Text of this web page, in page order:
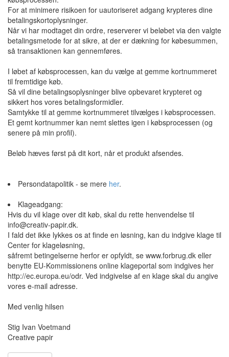
For at minimere risikoen for uautoriseret adgang krypteres dine
betalingskortoplysninger.
Når vi har modtaget din ordre, reserverer vi beløbet via den valgte
betalingsmetode for at sikre, at der er dækning for købesummen,
så transaktionen kan gennemføres.
I løbet af købsprocessen, kan du vælge at gemme kortnummeret
til fremtidige køb.
Så vil dine betalingsoplysninger blive opbevaret krypteret og
sikkert hos vores betalingsformidler.
Samtykke til at gemme kortnummeret tilvælges i købsprocessen.
Et gemt kortnummer kan nemt slettes igen i købsprocessen (og
senere på min profil).
Beløb hæves først på dit kort, når et produkt afsendes.
Persondatapolitik - se mere her.
Klageadgang:
Hvis du vil klage over dit køb, skal du rette henvendelse til
info@creativ-papir.dk.
I fald det ikke lykkes os at finde en løsning, kan du indgive klage til
Center for klageløsning,
såfremt betingelserne herfor er opfyldt, se www.forbrug.dk eller
benytte EU-Kommissionens online klageportal som indgives her
http://ec.europa.eu/odr. Ved indgivelse af en klage skal du angive
vores e-mail adresse.
Med venlig hilsen
Stig Ivan Voetmand
Creative papir